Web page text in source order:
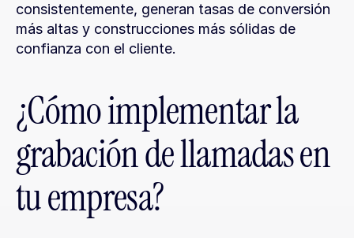
consistentemente, generan tasas de conversión
más altas y construcciones más sólidas de
confianza con el cliente.
¿Cómo implementar la
grabación de llamadas en
tu empresa?